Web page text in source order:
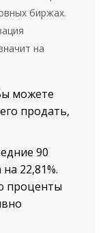
биржах.
на
можете
продать,
90
22,81%.
проценты